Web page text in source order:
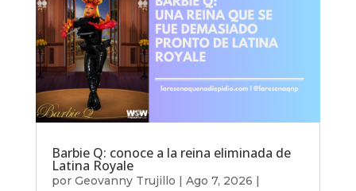
Barbie Q: conoce a la reina eliminada de
Latina Royale
por Geovanny Trujillo Ago 7, 2026